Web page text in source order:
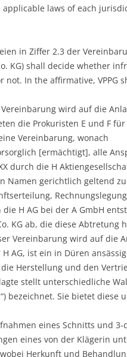
laws of each
in Ziffer 2.3 der
KG) shall decide whether
In the affirmative, VPPG
wird auf die
die Prokuristen E und F für
Vereinbarung, wonach
[ermächtigt], alle
durch die H
Namen gerichtlich geltend
H AG bei der A GmbH
KG ab, die diese Abtretung
Vereinbarung wird auf die
AG, ist ein in Düren
Herstellung und den
stellt unterschiedliche
bezeichnet. Sie bietet diese
eines Schnitts und 3-
eines von der Klägerin
Herkunft und